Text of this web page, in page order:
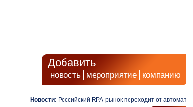
Добавить
новость мероприятие компанию
Новости: Российский RPA-рынок переходит от